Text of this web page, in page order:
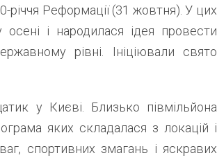
річчя Реформації (31 жовтня). У цих
і народилася ідея провести
рівні. Ініціювали свято
у Києві. Близько півмільйона
яких складалася з локацій і
спортивних змагань і яскравих